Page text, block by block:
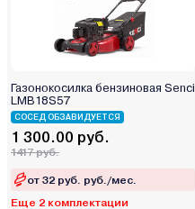
Газонокосилка бензиновая Senci
LMB18S57
СОСЕД ОБЗАВИДУЕТСЯ
1 300.00 руб.
1417 руб.
от 32 руб. руб./мес.
Еще 2 комплектации